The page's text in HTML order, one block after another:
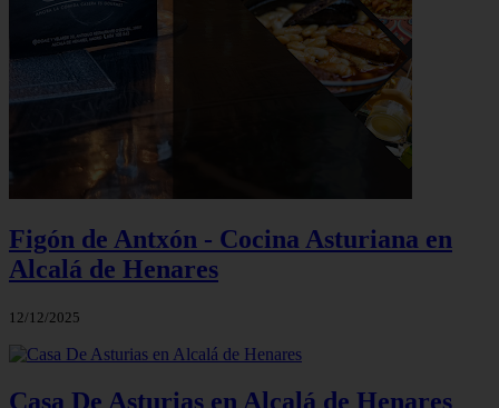
Figón de Antxón - Cocina Asturiana en
Alcalá de Henares
12/12/2025
Casa De Asturias en Alcalá de Henares